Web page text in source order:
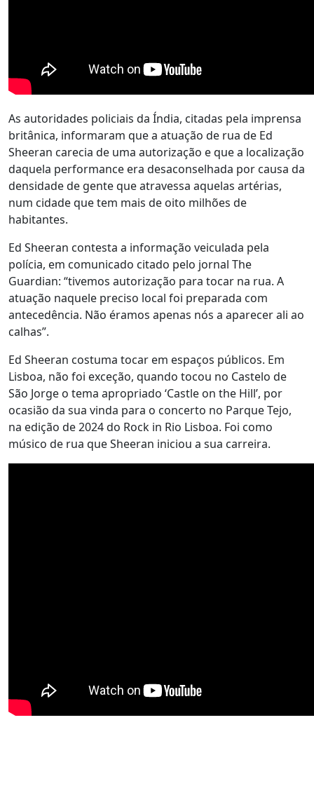
As autoridades policiais da Índia, citadas pela imprensa
britânica, informaram que a atuação de rua de Ed
Sheeran carecia de uma autorização e que a localização
daquela performance era desaconselhada por causa da
densidade de gente que atravessa aquelas artérias,
num cidade que tem mais de oito milhões de
habitantes.
Ed Sheeran contesta a informação veiculada pela
polícia, em comunicado citado pelo jornal The
Guardian: “tivemos autorização para tocar na rua. A
atuação naquele preciso local foi preparada com
antecedência. Não éramos apenas nós a aparecer ali ao
calhas”.
Ed Sheeran costuma tocar em espaços públicos. Em
Lisboa, não foi exceção, quando tocou no Castelo de
São Jorge o tema apropriado ‘Castle on the Hill’, por
ocasião da sua vinda para o concerto no Parque Tejo,
na edição de 2024 do Rock in Rio Lisboa. Foi como
músico de rua que Sheeran iniciou a sua carreira.